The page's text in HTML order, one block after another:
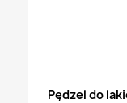
Pędzel do